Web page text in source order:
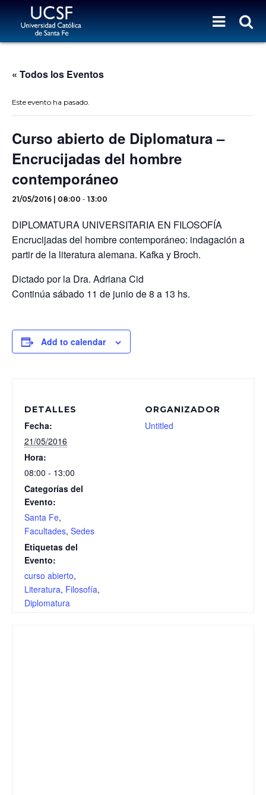
« Todos los Eventos
Este evento ha pasado.
Curso abierto de Diplomatura –
Encrucijadas del hombre
contemporáneo
21/05/2016 | 08:00 - 13:00
DIPLOMATURA UNIVERSITARIA EN FILOSOFÍA
Encrucijadas del hombre contemporáneo: indagación a
partir de la literatura alemana. Kafka y Broch.
Dictado por la Dra. Adriana Cid
Continúa sábado 11 de junio de 8 a 13 hs.
Add to calendar
DETALLES
Fecha:
21/05/2016
Hora:
08:00 - 13:00
Categorías del
Evento:
Santa Fe,
Facultades, Sedes
Etiquetas del
Evento:
curso abierto,
Literatura, Filosofía,
Diplomatura
ORGANIZADOR
Untitled